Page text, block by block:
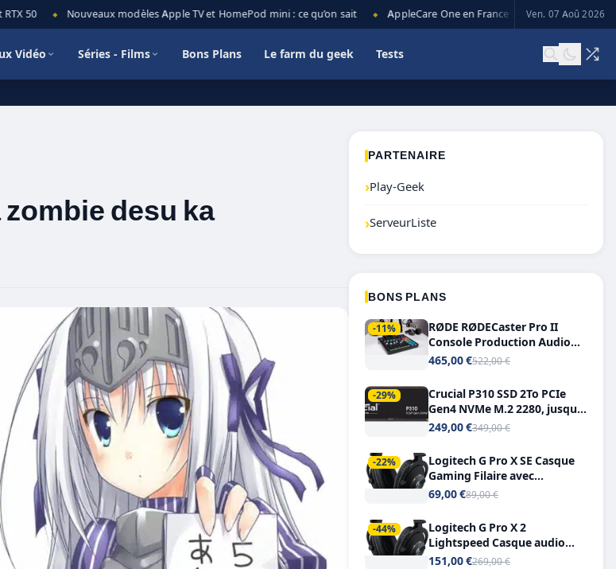
50 Nouveaux modèles Apple TV et HomePod mini : ce qu’on sait AppleCare One en France : prix, couverture et
Ven. 07 Aoû 2026
Vidéo Séries - Films Bons Plans Le farm du geek Tests
desu ka
PARTENAIRE
›Play-Geek
›ServeurListe
BONS PLANS
-11%
RØDE RØDECaster Pro II
Console Production Audio
Tout-en-Un, Bluetooth et
465,00 €522,00 €
-29%
Crucial P310 SSD 2To PCIe
Gen4 NVMe M.2 2280, jusqu’à
7.100 Mo/s
249,00 €349,00 €
-22%
Logitech G Pro X SE Casque
Gaming Filaire avec
Microphone Micro
7.1
69,00 €89,00 €
-44%
Logitech G Pro X 2
Lightspeed Casque audio
bluetooth
151,00 €269,00 €